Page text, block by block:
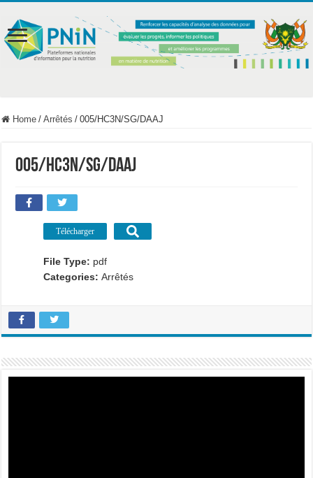
Home / Arrêtés / 005/HC3N/SG/DAAJ
005/HC3N/SG/DAAJ
Télécharger
File Type: pdf
Categories:Arrêtés